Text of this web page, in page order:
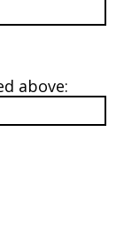
above: